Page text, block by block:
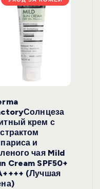
крем с
и
чая Mild
Cream SPF50+
(Лучшая